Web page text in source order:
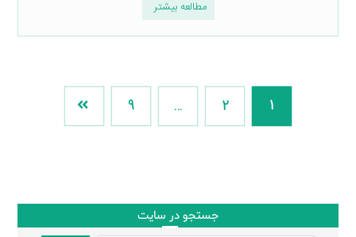
مطالعه بیشتر
1
2
…
9
جستجو در سایت